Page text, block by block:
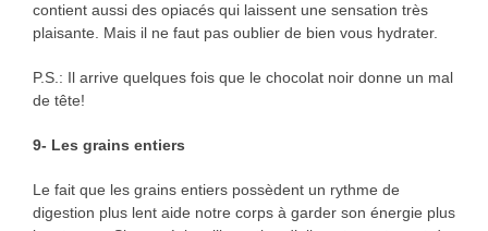
contient aussi des opiacés qui laissent une sensation très
plaisante. Mais il ne faut pas oublier de bien vous hydrater.
P.S.: Il arrive quelques fois que le chocolat noir donne un mal
de tête!
9- Les grains entiers
Le fait que les grains entiers possèdent un rythme de
digestion plus lent aide notre corps à garder son énergie plus